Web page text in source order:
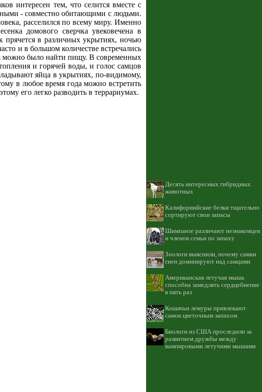
интересен тем, что селится вместе с
- совместно обитающими с людьми.
расселился по всему миру. Именно
домового сверчка увековечена в
прячется в различных укрытиях, ночью
и в большом количестве встречались
можно было найти пищу. В современных
и горячей воды, и голос самцов
яйца в укрытиях, по-видимому,
в любое время года можно встретить
его легко разводить в террариумах.
Десять интересных гибридных
животных
Калифорнийские белки тщательно
сортируют свои запасы
Шимпанзе различают незнакомцев
и членов семьи по запаху
Зоологи выяснили, почему самки
гиен доминируют над самцами
Американская летучая мышь
способна замедлять сердцебиение
в пять раз
Кошачьи лемуры привлекают
самок цветочным запахом
Биологи из США проследили за
развитием дружбы между
вампировыми летучими мышами